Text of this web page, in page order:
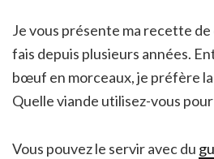
Je vous présente ma recette
fais depuis plusieurs années.
bœuf en morceaux, je préfère
Quelle viande utilisez-vous
Vous pouvez le servir avec du